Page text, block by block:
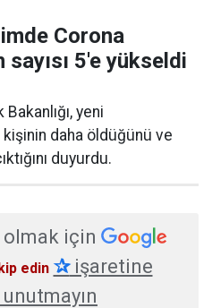
Corona
5'e yükseldi
yeni
daha öldüğünü ve
duyurdu.
için
edin ✰işaretine
unutmayın